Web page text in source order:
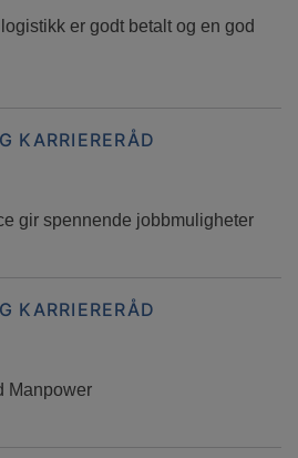
er godt betalt og en god
KARRIERERÅD
gir spennende jobbmuligheter
KARRIERERÅD
Manpower